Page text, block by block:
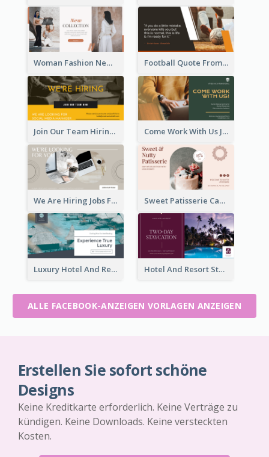
Woman Fashion New Collection Facebook Ad Football Quote From Football Legends Facebook Ad
Join Our Team Hiring Job Facebook Ad Come Work With Us Job Hiring Facebook Ad
We Are Hiring Jobs Facebook Ad Sweet Patisserie Cake Promotion Facebook Ad
Luxury Hotel And Resort Booking Facebook Ad Hotel And Resort Staycation Promotion Facebook Ad
ALLE FACEBOOK-ANZEIGEN VORLAGEN ANZEIGEN
Erstellen Sie sofort schöne
Designs
Keine Kreditkarte erforderlich. Keine Verträge zu
kündigen. Keine Downloads. Keine versteckten
Kosten.